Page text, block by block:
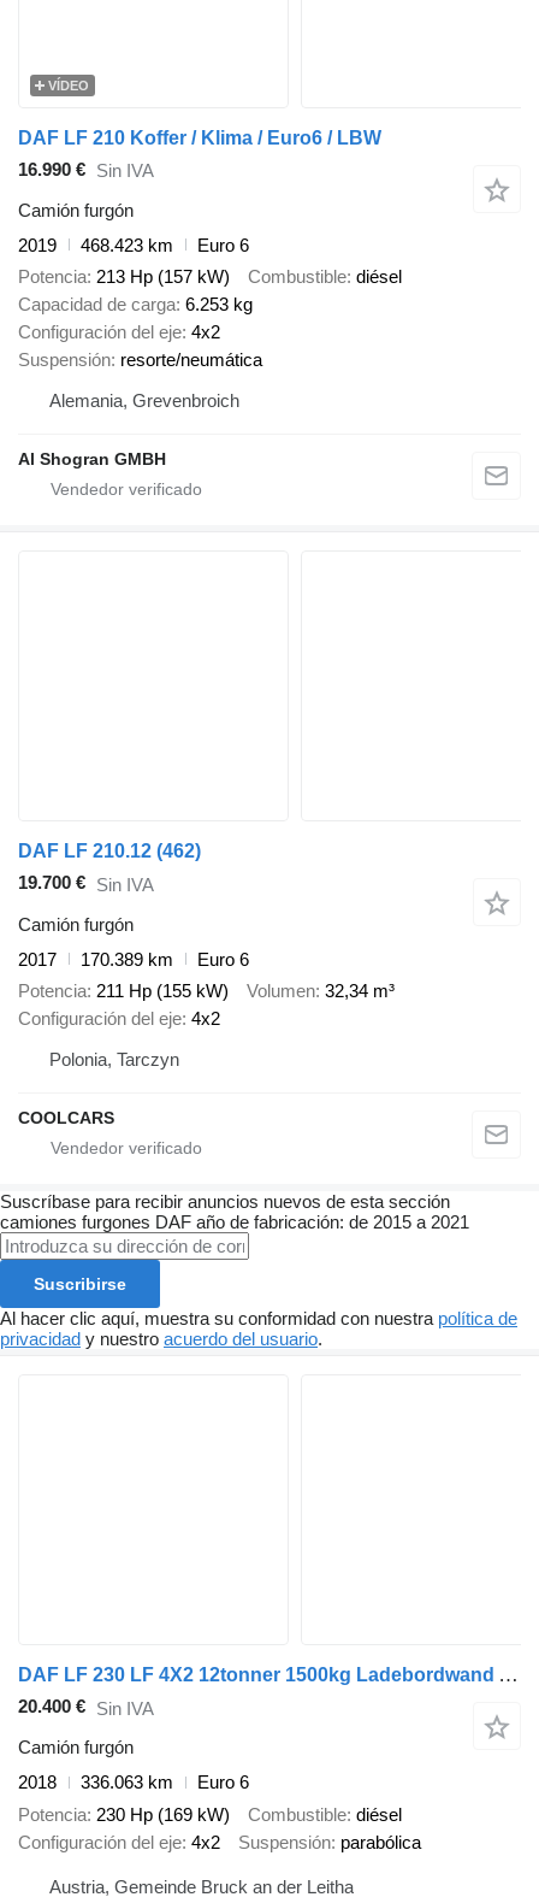
VÍDEO
DAF LF 210 Koffer / Klima / Euro6 / LBW
16.990 € Sin IVA
Camión furgón
2019
468.423 km
Euro 6
Potencia 213 Hp (157 kW) Combustible diésel
Capacidad de carga 6.253 kg
Configuración del eje 4x2
Suspensión resorte/neumática
Alemania, Grevenbroich
Al Shogran GMBH
DAF LF 210.12 (462)
19.700 € Sin IVA
Camión furgón
2017
170.389 km
Euro 6
Potencia 211 Hp (155 kW) Volumen 32,34 m³
Configuración del eje 4x2
Polonia, Tarczyn
COOLCARS
Suscríbase para recibir anuncios nuevos de esta sección
camiones furgones DAF año de fabricación: de 2015 a 2021
Suscribirse
Al hacer clic aquí, muestra su conformidad con nuestra política de
privacidad y nuestro acuerdo del usuario.
DAF LF 230 LF 4X2 12tonner 1500kg Ladebordwand Automatic Euro 6
20.400 € Sin IVA
Camión furgón
2018
336.063 km
Euro 6
Potencia 230 Hp (169 kW) Combustible diésel
Configuración del eje 4x2 Suspensión parabólica
Austria, Gemeinde Bruck an der Leitha